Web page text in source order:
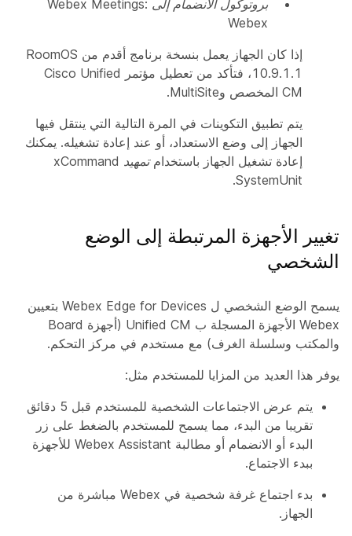
بروتوكول الانضمام إلى Webex Meetings:
Webex
إذا كان الجهاز يعمل بنسخة برنامج أقدم من RoomOS
10.9.1.1، فتأكد من تعطيل مؤتمر Cisco Unified
CM المخصص وMultiSite.
يتم تطبيق التكوينات في المرة التالية التي ينتقل فيها
الجهاز إلى وضع الاستعداد، أو عند إعادة تشغيله. يمكنك
إعادة تشغيل الجهاز باستخدام
تمهيد xCommand
SystemUnit
.
تغيير الأجهزة المرتبطة إلى الوضع
الشخصي
يسمح الوضع الشخصي ل Webex Edge for Devices بتعيين
Webex الأجهزة المسجلة ب Unified CM (أجهزة Board
والمكتب وسلسلة الغرف) مع مستخدم في مركز التحكم.
يوفر هذا العديد من المزايا للمستخدم مثل:
يتم عرض الاجتماعات الشخصية للمستخدم قبل 5 دقائق
تقريبا من البدء، مما يسمح للمستخدم بالضغط على زر
البدء أو الانضمام أو مطالبة Webex Assistant للأجهزة
ببدء الاجتماع.
بدء اجتماع غرفة شخصية في Webex مباشرة من
الجهاز.